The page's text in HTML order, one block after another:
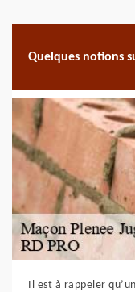
Quelques notions
Il est à rappeler